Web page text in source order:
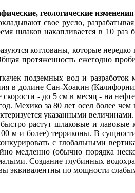
геологические изменения
свое русло,
шлаков накапливается в 10
котлованы, которые
протяженность ежегодно
подземных вод и
в долине Сан-Хоакин
- до 5 смв месяц - на
Мехико за 80 лет осел более чем
указанными величинами.
растут шлаковые и лавовые
м и более) терриконы. В
с глобальными
медленно (обычно порядка
Создание глубинных
эквивалентны по мощности